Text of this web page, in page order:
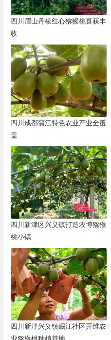
四川眉山丹棱红心猕猴桃喜获丰
收
四川成都蒲江特色农业产业全覆
盖
四川新津区兴义镇打造农博猕猴
桃小镇
四川新津兴义镇岷江社区开维农
业猕猴桃种植基地